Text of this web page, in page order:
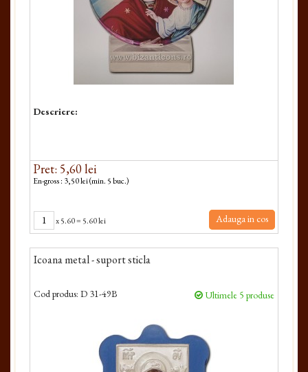
Descriere:
Pret: 5,60 lei
En-gross : 3,50 lei (min. 5 buc.)
x5.60= 5.60 lei Adauga in cos
Icoana metal - suport sticla
Cod produs: D 31-49B Ultimele 5 produse